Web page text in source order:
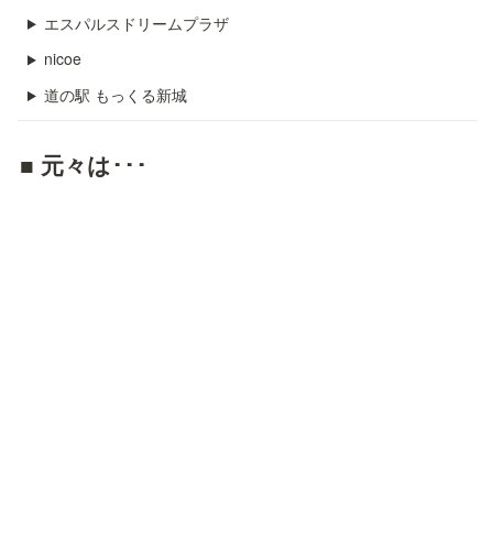
エスパルスドリームプラザ
nicoe
道の駅 もっくる新城
■ 元々は･･･